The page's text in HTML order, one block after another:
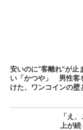
安いのに“客離れ”が止
い「かつや」 男性客
けた、ワンコインの壁
「え
上が